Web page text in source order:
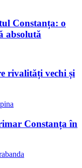
Constanța: o
absolută
rivalități vechi și
Constanța în